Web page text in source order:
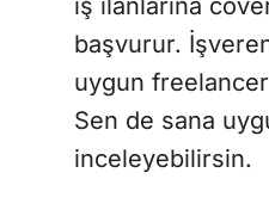
başvurur.
uygun
Sen de sana
inceleyebilirsin.